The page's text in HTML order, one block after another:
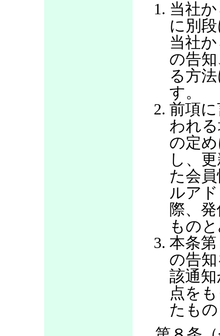
当社
に別
当社
の告
る方
す。
前項
われ
の定
し、
た会
ルア
際、
もの
本条
の告
該通
点を
たも